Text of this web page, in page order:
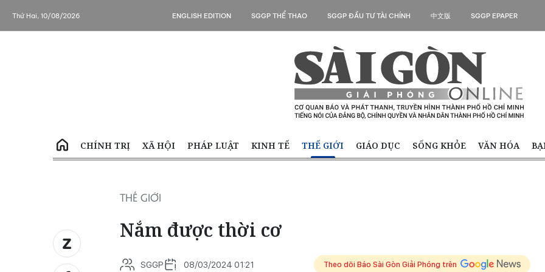
Thứ Hai, 10/08/2026 ENGLISH EDITION SGGP THỂ THAO SGGP ĐẦU TƯ TÀI CHÍNH 中文版 SGGP EPAPER
CHÍNH TRỊ XÃ HỘI PHÁP LUẬT KINH TẾ THẾ GIỚI GIÁO DỤC SỐNG KHỎE VĂN HÓA
THẾ GIỚI
Nắm được thời cơ
SGGP 08/03/2024 01:21 Theo dõi Báo Sài Gòn Giải Phóng trên